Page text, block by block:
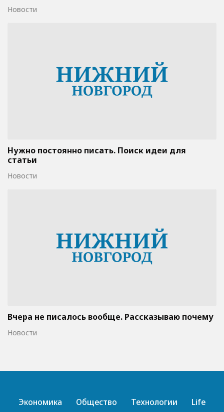
Новости
Нужно постоянно писать. Поиск идеи для
статьи
Новости
Вчера не писалось вообще. Рассказываю почему
Новости
Экономика Общество Технологии Life